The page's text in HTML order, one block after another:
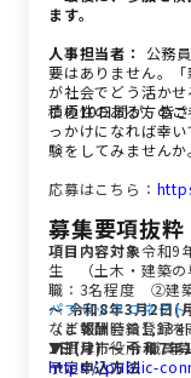
ます。
人事担当者： 公務
要はありません。
が社会でどう活か
積極性のある方の
この10日間が、皆
っかけになれば幸
験をしてみません
応募はこちら：
募集要項抜粋
項目 内容対象令和9
生 （土木・建築の
職：3名程度 ②建
～ 令和8年3月2日(
など報酬時給1,334
1日(月) ～ 令和7年
予定申込方法
パブリックコネクト
（まずは会員登録
▼摂津市役所 職員
https://public-